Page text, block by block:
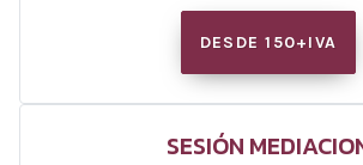
DESDE 150+IVA
SESIÓN